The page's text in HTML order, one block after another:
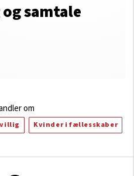
samtale
om
Kvinder i fællesskaber